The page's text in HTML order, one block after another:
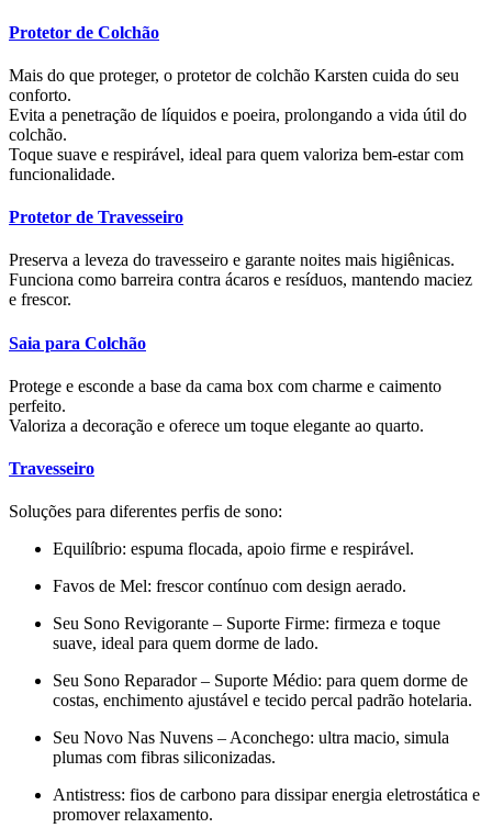
Protetor de Colchão
Mais do que proteger, o protetor de colchão Karsten cuida do seu
conforto.
Evita a penetração de líquidos e poeira, prolongando a vida útil do
colchão.
Toque suave e respirável, ideal para quem valoriza bem-estarcom
funcionalidade.
Protetor de Travesseiro
Preserva a leveza do travesseiro e garante noites mais higiênicas.
Funciona como barreira contra ácaros e resíduos, mantendo maciez
e frescor.
Saia para Colchão
Protege e esconde a base da cama box com charme e caimento
perfeito.
Valoriza a decoração e oferece um toque elegante ao quarto.
Travesseiro
Soluções para diferentes perfis de sono:
Equilíbrio: espuma flocada, apoio firme e respirável.
Favos de Mel: frescor contínuo com design aerado.
Seu Sono Revigorante – Suporte Firme: firmeza e toque
suave, ideal para quem dorme de lado.
Seu Sono Reparador – Suporte Médio: para quem dorme de
costas, enchimento ajustável e tecido percal padrão hotelaria.
Seu Novo Nas Nuvens – Aconchego: ultra macio, simula
plumas com fibras siliconizadas.
Antistress: fios de carbono para dissipar energia eletrostática e
promover relaxamento.